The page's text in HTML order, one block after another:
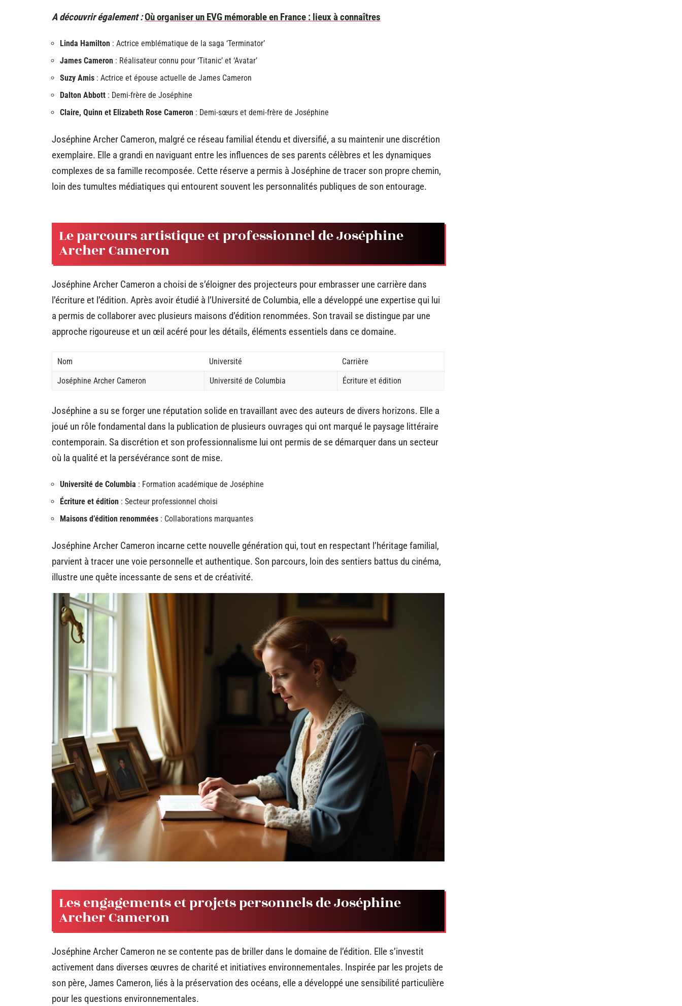
A découvrir également :Où organiser un EVG mémorable en France : lieux à connaîtres
Linda Hamilton : Actrice emblématique de la saga ‘Terminator’
James Cameron : Réalisateur connu pour ‘Titanic’ et ‘Avatar’
Suzy Amis : Actrice et épouse actuelle de James Cameron
Dalton Abbott : Demi-frère de Joséphine
Claire, Quinn et Elizabeth Rose Cameron : Demi-sœurs et demi-frère de Joséphine
Joséphine Archer Cameron, malgré ce réseau familial étendu et diversifié, a su maintenir une discrétion
exemplaire. Elle a grandi en naviguant entre les influences de ses parents célèbres et les dynamiques
complexes de sa famille recomposée. Cette réserve a permis à Joséphine de tracer son propre chemin,
loin des tumultes médiatiques qui entourent souvent les personnalités publiques de son entourage.
Le parcours artistique et professionnel de Joséphine
Archer Cameron
Joséphine Archer Cameron a choisi de s’éloigner des projecteurs pour embrasser une carrière dans
l’écriture et l’édition. Après avoir étudié à l’Université de Columbia, elle a développé une expertise qui lui
a permis de collaborer avec plusieurs maisons d’édition renommées. Son travail se distingue par une
approche rigoureuse et un œil acéré pour les détails, éléments essentiels dans ce domaine.
Nom Université
Carrière
Joséphine Archer Cameron
Université de Columbia Écriture et édition
Joséphine a su se forger une réputation solide en travaillant avec des auteurs de divers horizons. Elle a
joué un rôle fondamental dans la publication de plusieurs ouvrages qui ont marqué le paysage littéraire
contemporain. Sa discrétion et son professionnalisme lui ont permis de se démarquer dans un secteur
où la qualité et la persévérance sont de mise.
Université de Columbia : Formation académique de Joséphine
Écriture et édition : Secteur professionnel choisi
Maisons d’édition renommées : Collaborations marquantes
Joséphine Archer Cameron incarne cette nouvelle génération qui, tout en respectant l’héritage familial,
parvient à tracer une voie personnelle et authentique. Son parcours, loin des sentiers battus du cinéma,
illustre une quête incessante de sens et de créativité.
Les engagements et projets personnels de Joséphine
Archer Cameron
Joséphine Archer Cameron ne se contente pas de briller dans le domaine de l’édition. Elle s’investit
activement dans diverses œuvres de charité et initiatives environnementales. Inspirée par les projets de
son père, James Cameron, liés à la préservation des océans, elle a développé une sensibilité particulière
pour les questions environnementales.